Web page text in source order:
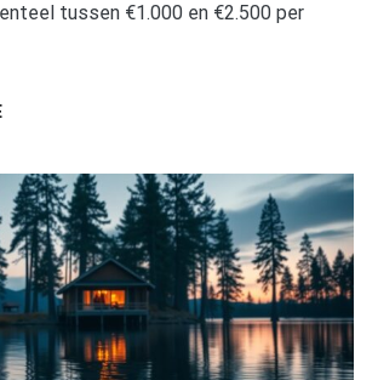
tussen €1.000 en €2.500 per